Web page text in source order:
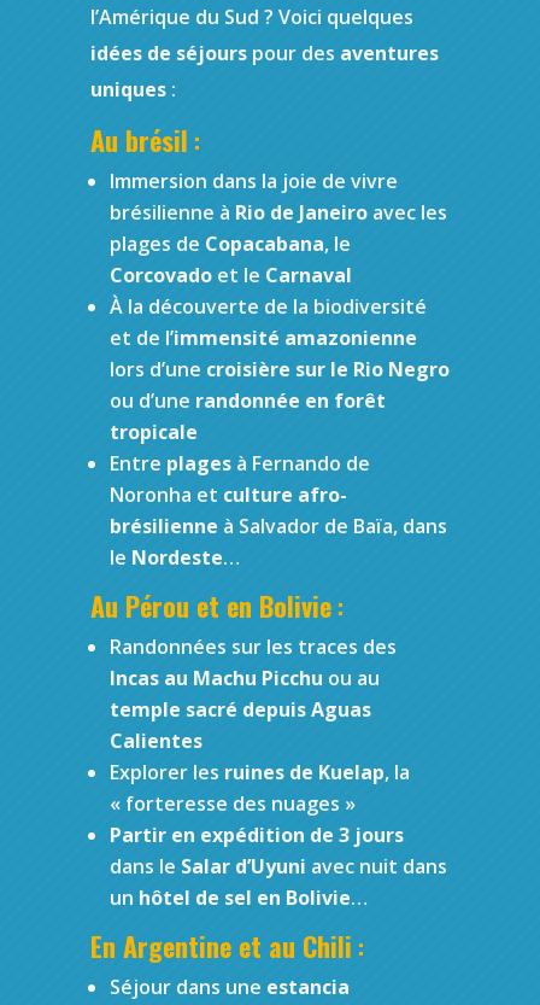
l’Amérique du Sud ? Voici quelques
idées de séjourspour des aventures
uniques:
Au brésil :
Immersion dans la joie de vivre
brésilienne à Rio de Janeiroavec les
plages de Copacabana, le
Corcovadoet le Carnaval
À la découverte de la biodiversité
et de l’immensité amazonienne
lors d’une croisière sur le Rio Negro
ou d’une randonnée en forêt
tropicale
Entre plagesà Fernando de
Noronha et culture afro-
brésilienne à Salvador de Baïa, dans
le Nordeste…
Au Pérou et en Bolivie:
Randonnées sur les traces des
Incas au Machu Picchu ou au
temple sacré depuis Aguas
Calientes
Explorer les ruines de Kuelap, la
« forteresse des nuages »
Partir en expédition de 3 jours
dans le Salar d’Uyuni avec nuit dans
un hôtel de sel en Bolivie…
En Argentine et au Chili :
Séjour dans une estancia